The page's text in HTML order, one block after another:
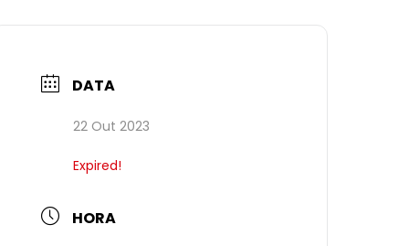
DATA
22 Out 2023
Expired!
HORA